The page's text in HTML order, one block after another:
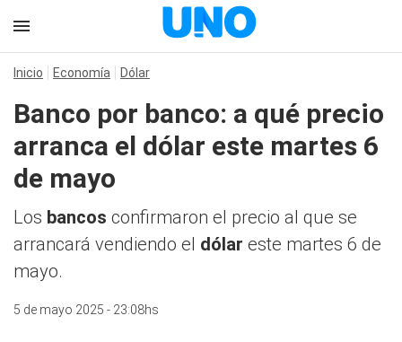
Inicio Economía Dólar
Banco por banco: a qué precio
arranca el dólar este martes 6
de mayo
Los bancos confirmaron el precio al que se
arrancará vendiendo el dólar este martes 6 de
mayo.
5 de mayo 2025 - 23:08hs